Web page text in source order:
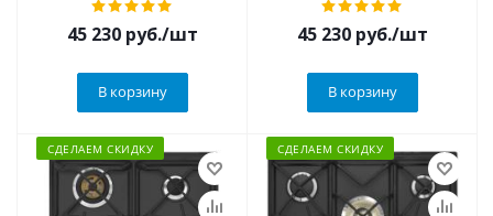
45 230 руб./шт
В корзину
45 230 руб./шт
В корзину
СДЕЛАЕМ СКИДКУ СДЕЛАЕМ СКИДКУ